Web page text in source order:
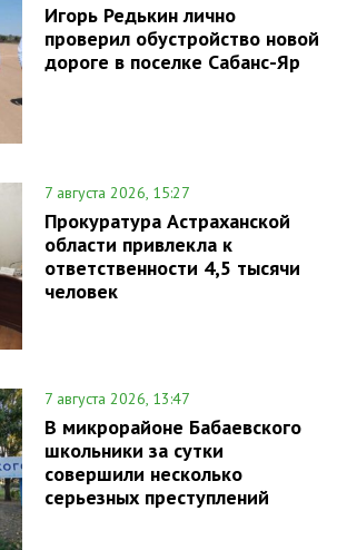
Игорь Редькин лично
проверил обустройство новой
дороге в поселке Сабанс-Яр
7 августа 2026, 15:27
Прокуратура Астраханской
области привлекла к
ответственности 4,5 тысячи
человек
7 августа 2026, 13:47
В микрорайоне Бабаевского
школьники за сутки
совершили несколько
серьезных преступлений